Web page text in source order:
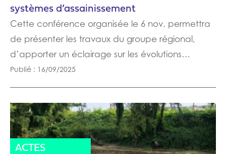
systèmes d’assainissement
Cette conférence organisée le 6 nov. permettra
de présenter les travaux du groupe régional,
d’apporter un éclairage sur les évolutions…
Publié : 16/09/2025
ACTES